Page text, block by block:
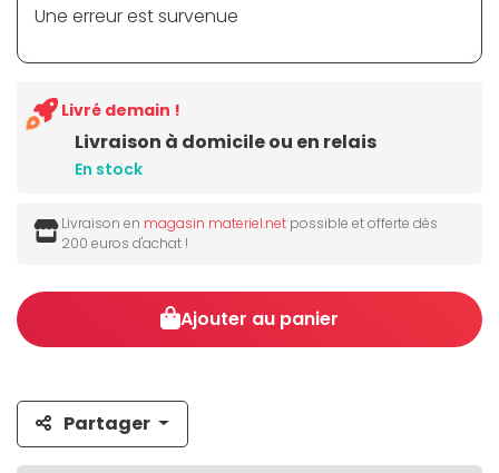
Une erreur est survenue
Livraison à domicile ou en relais
En stock
Livré demain !
Livraison en magasin materiel.net possible et offerte dès
200 euros d'achat !
Ajouter au panier
Partager